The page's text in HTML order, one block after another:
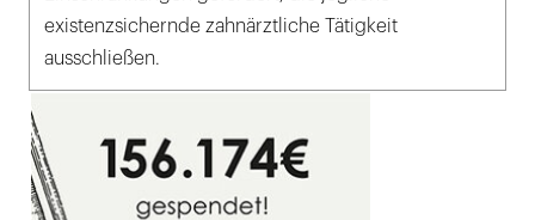
existenzsichernde zahnärztliche Tätigkeit
ausschließen.